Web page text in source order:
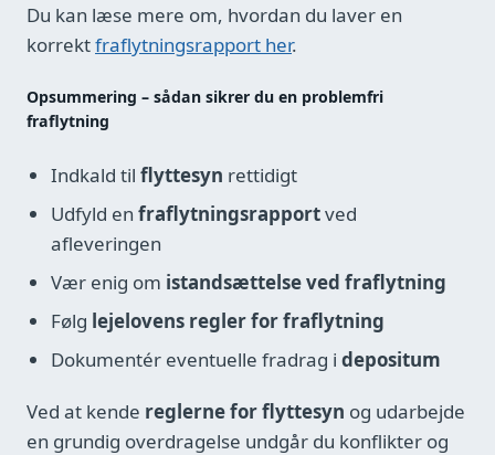
Du kan læse mere om, hvordan du laver en
korrektfraflytningsrapport her.
Opsummering – sådan sikrer du en problemfri
fraflytning
Indkald til flyttesyn rettidigt
Udfyld en fraflytningsrapportved
afleveringen
Vær enig om istandsættelse ved fraflytning
Følg lejelovens regler for fraflytning
Dokumentér eventuelle fradrag i depositum
Ved at kende reglerne for flyttesyn og udarbejde
en grundig overdragelse undgår du konflikter og